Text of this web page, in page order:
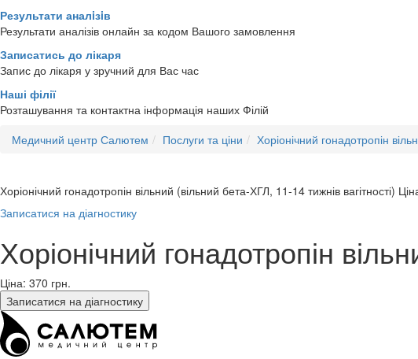
Результати аналiзiв
Результати аналізів онлайн за кодом Вашого замовлення
Записатись до лікаря
Запис до лікаря у зручний для Вас час
Наші філії
Розташування та контактна інформація наших Філій
Медичний центр Салютем
Послуги та ціни Хоріонічний гонадотропін
Хоріонічний гонадотропін вільний (вільний бета-ХГЛ, 11-14 тижнів вагітності)
Записатися на діагностику
Хоріонічний гонадотропін
Ціна: 370 грн.
Записатися на діагностику